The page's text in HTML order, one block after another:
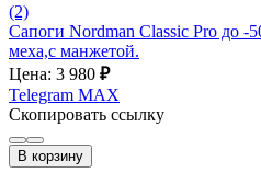
(2)
Сапоги Nordman Classic Pro до -
меха,с манжетой.
Цена: 3 980 ₽
Telegram MAX
Скопировать ссылку
В корзину